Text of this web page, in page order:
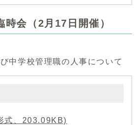
時会（2月17日開催）
中学校管理職の人事について
式、203.09KB)